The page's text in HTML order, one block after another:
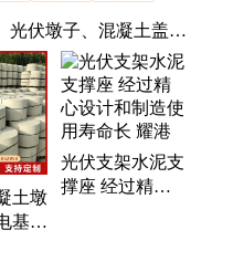
光伏墩子、混凝土盖
伏稳固基础、光伏水泥
伏水泥承重块、光伏水
、光伏水泥柱座、固定
伏支架座、光伏配重
、发电预制水泥墩、光
块、太阳能板水泥支撑
土墩
基础
光伏支架水泥支
撑座 经过精心